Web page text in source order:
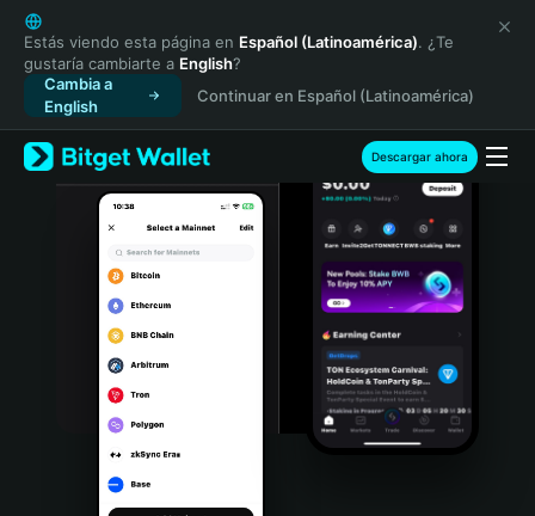
English
日本語
Tiếng Việt
Русский
Español (Latinoamérica)
Türkçe
Italiano
Português (Portugal)
Bahasa Indonesia
Português (Brasil)
Estás viendo esta página en Español (Latinoamérica). ¿Te
gustaría cambiarte a English?
Cambia a
English
Continuar en Español (Latinoamérica)
Descargar ahora